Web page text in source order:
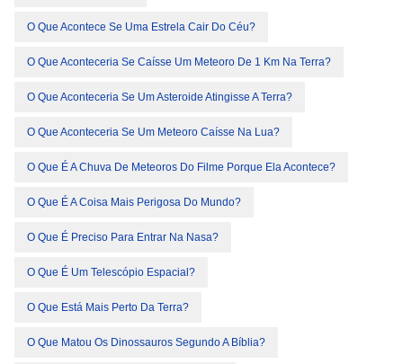
O Que Acontece Se Uma Estrela Cair Do Céu?
O Que Aconteceria Se Caísse Um Meteoro De 1 Km Na Terra?
O Que Aconteceria Se Um Asteroide Atingisse A Terra?
O Que Aconteceria Se Um Meteoro Caísse Na Lua?
O Que É A Chuva De Meteoros Do Filme Porque Ela Acontece?
O Que É A Coisa Mais Perigosa Do Mundo?
O Que É Preciso Para Entrar Na Nasa?
O Que É Um Telescópio Espacial?
O Que Está Mais Perto Da Terra?
O Que Matou Os Dinossauros Segundo A Bíblia?